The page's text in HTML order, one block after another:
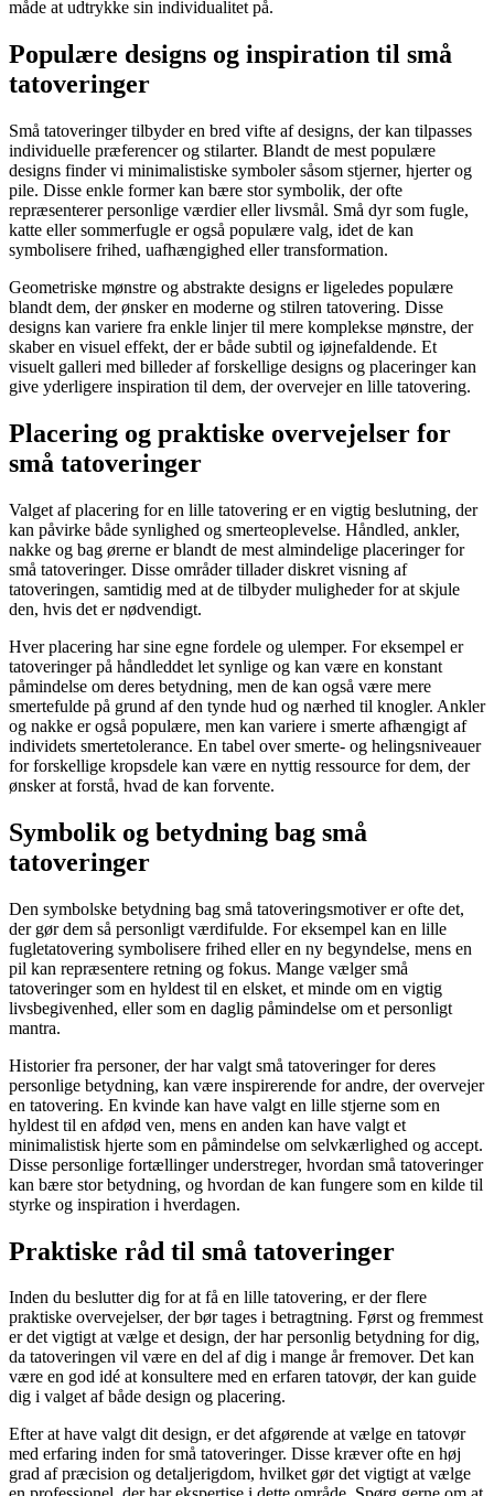
måde at udtrykke sin individualitet på.
Populære designs og inspiration til små
tatoveringer
Små tatoveringer tilbyder en bred vifte af designs, der kan tilpasses
individuelle præferencer og stilarter. Blandt de mest populære
designs finder vi minimalistiske symboler såsom stjerner, hjerter og
pile. Disse enkle former kan bære stor symbolik, der ofte
repræsenterer personlige værdier eller livsmål. Små dyr som fugle,
katte eller sommerfugle er også populære valg, idet de kan
symbolisere frihed, uafhængighed eller transformation.
Geometriske mønstre og abstrakte designs er ligeledes populære
blandt dem, der ønsker en moderne og stilren tatovering. Disse
designs kan variere fra enkle linjer til mere komplekse mønstre, der
skaber en visuel effekt, der er både subtil og iøjnefaldende. Et
visuelt galleri med billeder af forskellige designs og placeringer kan
give yderligere inspiration til dem, der overvejer en lille tatovering.
Placering og praktiske overvejelser for
små tatoveringer
Valget af placering for en lille tatovering er en vigtig beslutning, der
kan påvirke både synlighed og smerteoplevelse. Håndled, ankler,
nakke og bag ørerne er blandt de mest almindelige placeringer for
små tatoveringer. Disse områder tillader diskret visning af
tatoveringen, samtidig med at de tilbyder muligheder for at skjule
den, hvis det er nødvendigt.
Hver placering har sine egne fordele og ulemper. For eksempel er
tatoveringer på håndleddet let synlige og kan være en konstant
påmindelse om deres betydning, men de kan også være mere
smertefulde på grund af den tynde hud og nærhed til knogler. Ankler
og nakke er også populære, men kan variere i smerte afhængigt af
individets smertetolerance. En tabel over smerte- og helingsniveauer
for forskellige kropsdele kan være en nyttig ressource for dem, der
ønsker at forstå, hvad de kan forvente.
Symbolik og betydning bag små
tatoveringer
Den symbolske betydning bag små tatoveringsmotiver er ofte det,
der gør dem så personligt værdifulde. For eksempel kan en lille
fugletatovering symbolisere frihed eller en ny begyndelse, mens en
pil kan repræsentere retning og fokus. Mange vælger små
tatoveringer som en hyldest til en elsket, et minde om en vigtig
livsbegivenhed, eller som en daglig påmindelse om et personligt
mantra.
Historier fra personer, der har valgt små tatoveringer for deres
personlige betydning, kan være inspirerende for andre, der overvejer
en tatovering. En kvinde kan have valgt en lille stjerne som en
hyldest til en afdød ven, mens en anden kan have valgt et
minimalistisk hjerte som en påmindelse om selvkærlighed og accept.
Disse personlige fortællinger understreger, hvordan små tatoveringer
kan bære stor betydning, og hvordan de kan fungere som en kilde til
styrke og inspiration i hverdagen.
Praktiske råd til små tatoveringer
Inden du beslutter dig for at få en lille tatovering, er der flere
praktiske overvejelser, der bør tages i betragtning. Først og fremmest
er det vigtigt at vælge et design, der har personlig betydning for dig,
da tatoveringen vil være en del af dig i mange år fremover. Det kan
være en god idé at konsultere med en erfaren tatovør, der kan guide
dig i valget af både design og placering.
Efter at have valgt dit design, er det afgørende at vælge en tatovør
med erfaring inden for små tatoveringer. Disse kræver ofte en høj
grad af præcision og detaljerigdom, hvilket gør det vigtigt at vælge